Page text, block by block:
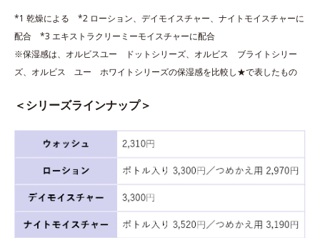
*1 乾燥による *2 ローション、デイモイスチャー、ナイトモイスチャーに
配合 *3 エキストラクリーミーモイスチャーに配合
※保湿感は、オルビスユー ドットシリーズ、オルビス ブライトシリー
ズ、オルビス ユー ホワイトシリーズの保湿感を比較し★で表したもの
＜シリーズラインナップ＞